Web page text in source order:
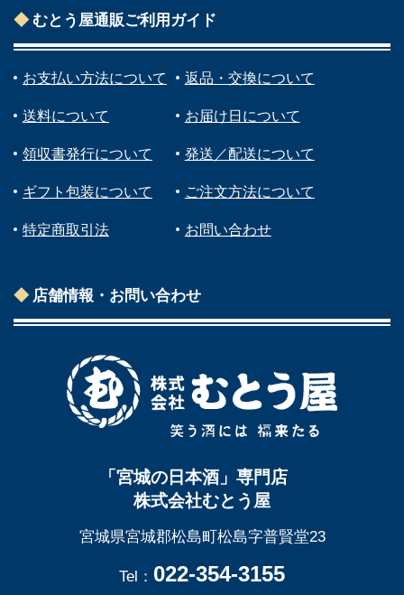
むとう屋通販ご利用ガイド
お支払い方法について 返品・交換について
送料について お届け日について
領収書発行について 発送／配送について
ギフト包装について ご注文方法について
特定商取引法 お問い合わせ
店舗情報・お問い合わせ
「宮城の日本酒」専門店
株式会社むとう屋
宮城県宮城郡松島町松島字普賢堂23
Tel： 022-354-3155